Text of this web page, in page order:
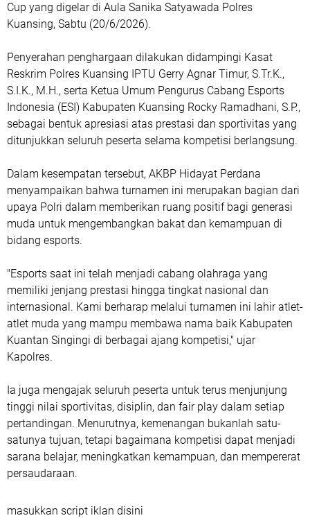
Cup yang digelar di Aula Sanika Satyawada Polres
Kuansing, Sabtu (20/6/2026).
Penyerahan penghargaan dilakukan didampingi Kasat
Reskrim Polres Kuansing IPTU Gerry Agnar Timur, S.Tr.K.,
S.I.K., M.H., serta Ketua Umum Pengurus Cabang Esports
Indonesia (ESI) Kabupaten Kuansing Rocky Ramadhani, S.P.,
sebagai bentuk apresiasi atas prestasi dan sportivitas yang
ditunjukkan seluruh peserta selama kompetisi berlangsung.
Dalam kesempatan tersebut, AKBP Hidayat Perdana
menyampaikan bahwa turnamen ini merupakan bagian dari
upaya Polri dalam memberikan ruang positif bagi generasi
muda untuk mengembangkan bakat dan kemampuan di
bidang esports.
"Esports saat ini telah menjadi cabang olahraga yang
memiliki jenjang prestasi hingga tingkat nasional dan
internasional. Kami berharap melalui turnamen ini lahir atlet-
atlet muda yang mampu membawa nama baik Kabupaten
Kuantan Singingi di berbagai ajang kompetisi," ujar
Kapolres.
Ia juga mengajak seluruh peserta untuk terus menjunjung
tinggi nilai sportivitas, disiplin, dan fair play dalam setiap
pertandingan. Menurutnya, kemenangan bukanlah satu-
satunya tujuan, tetapi bagaimana kompetisi dapat menjadi
sarana belajar, meningkatkan kemampuan, dan mempererat
persaudaraan.
masukkan script iklan disini